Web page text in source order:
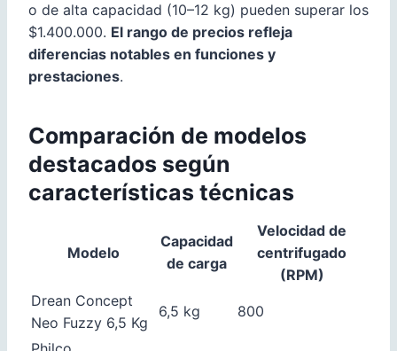
o de alta capacidad (10–12 kg) pueden superar los
$1.400.000. El rango de precios refleja
diferencias notables en funciones y
prestaciones.
Comparación de modelos
destacados según
características técnicas
Modelo
Capacidad
de carga
Velocidad de
centrifugado
(RPM)
Drean Concept
Neo Fuzzy 6,5 Kg
6,5 kg 800